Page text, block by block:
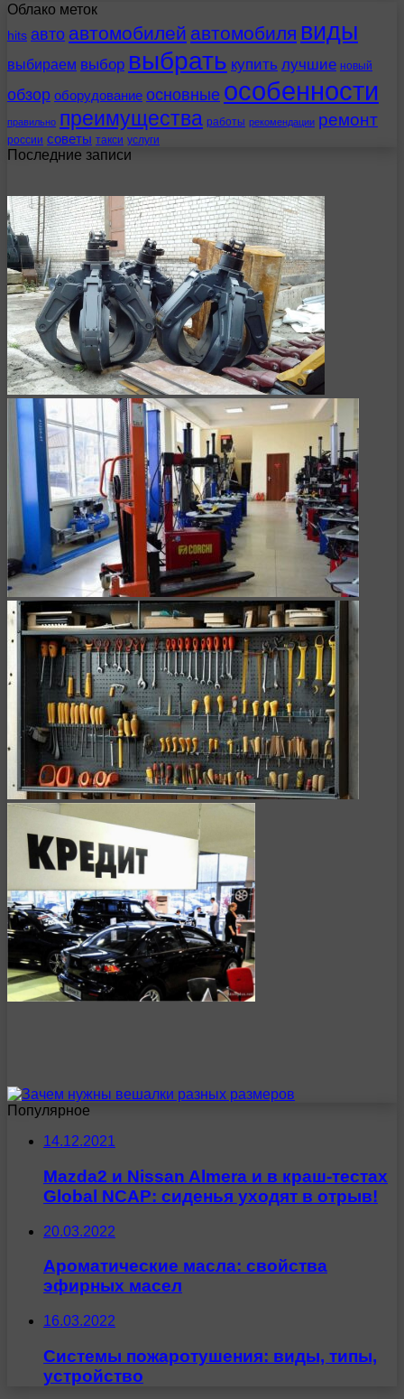
Облако меток
hits авто автомобилей автомобиля виды
выбираем выбор выбрать купить лучшие новый
обзор оборудование основные особенности
правильно преимущества работы рекомендации ремонт
россии советы такси услуги
Последние записи
Популярное
14.12.2021
Mazda2 и Nissan Almera и в краш-тестах
Global NCAP: сиденья уходят в отрыв!
20.03.2022
Ароматические масла: свойства
эфирных масел
16.03.2022
Системы пожаротушения: виды, типы,
устройство